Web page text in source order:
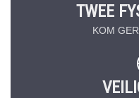
TWEE
KOM